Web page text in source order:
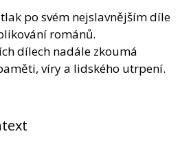
po svém nejslavnějším díle
románů.
dílech nadále zkoumá
víry a lidského utrpení.